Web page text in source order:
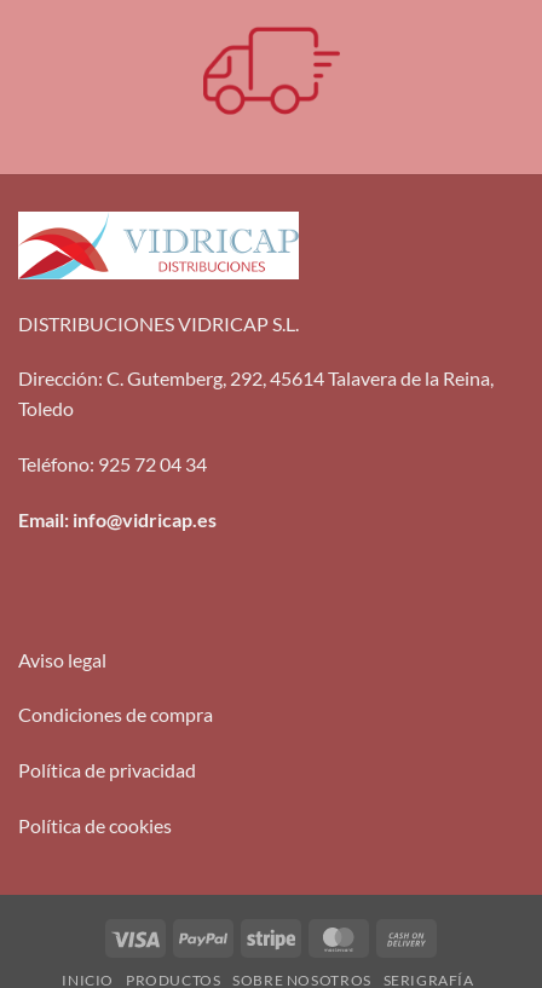
DISTRIBUCIONES VIDRICAP S.L.
Dirección: C. Gutemberg, 292, 45614 Talavera de la Reina,
Toledo
Teléfono: 925 72 04 34
Email: info@vidricap.es
Aviso legal
Condiciones de compra
Política de privacidad
Política de cookies
Visa PayPal Stripe MasterCard
INICIO PRODUCTOS SOBRE NOSOTROS SERIGRAFÍA